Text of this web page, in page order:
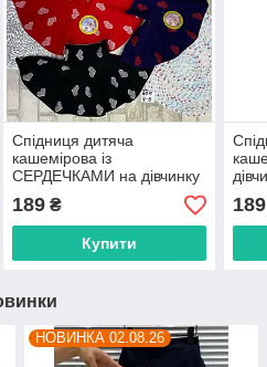
Спідниця дитяча
кашемірова із
СЕРДЕЧКАМИ на дівчинку
104-128 см (4кв) "PELIN
KIDS" недорого від
прямого постачальника
189₴
Купити
189
НОВИНКА 02.08.26